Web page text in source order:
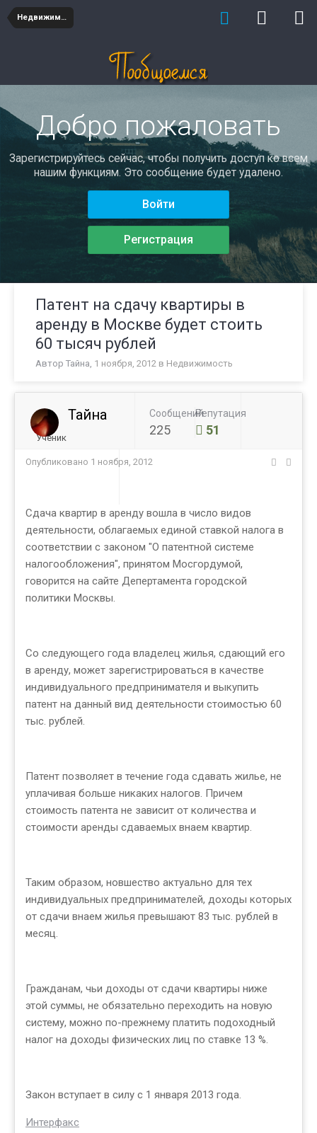
Недвижимость
Добро пожаловать
Зарегистрируйтесь сейчас, чтобы получить доступ ко всем
нашим функциям. Это сообщение будет удалено.
Войти
Регистрация
Патент на сдачу квартиры в
аренду в Москве будет стоить
60 тысяч рублей
Автор Тайна, 1 ноября, 2012 в Недвижимость
Тайна
Ученик
Сообщений
225
Репутация
51
Опубликовано 1 ноября, 2012
Сдача квартир в аренду вошла в число видов
деятельности, облагаемых единой ставкой налога в
соответствии с законом "О патентной системе
налогообложения", принятом Мосгордумой,
говорится на сайте Депертамента городской
политики Москвы.
Со следующего года владелец жилья, сдающий его
в аренду, может зарегистрироваться в качестве
индивидуального предпринимателя и выкупить
патент на данный вид деятельности стоимостью 60
тыс. рублей.
Патент позволяет в течение года сдавать жилье, не
уплачивая больше никаких налогов. Причем
стоимость патента не зависит от количества и
стоимости аренды сдаваемых внаем квартир.
Таким образом, новшество актуально для тех
индивидуальных предпринимателей, доходы которых
от сдачи внаем жилья превышают 83 тыс. рублей в
месяц.
Гражданам, чьи доходы от сдачи квартиры ниже
этой суммы, не обязательно переходить на новую
систему, можно по-прежнему платить подоходный
налог на доходы физических лиц по ставке 13 %.
Закон вступает в силу с 1 января 2013 года.
Интерфакс